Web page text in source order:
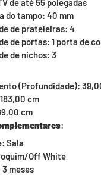
de até 55 polegadas
do tampo: 40 mm
de prateleiras: 4
de portas: 1 porta de
de nichos: 3
(Profundidade):
cm
cm
:
Sala
Off White
meses